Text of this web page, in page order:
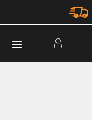
Parola